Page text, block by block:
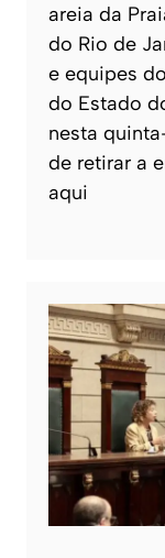
areia da
do Rio de
e equipes
do Estado
nesta
de retirar a
aqui